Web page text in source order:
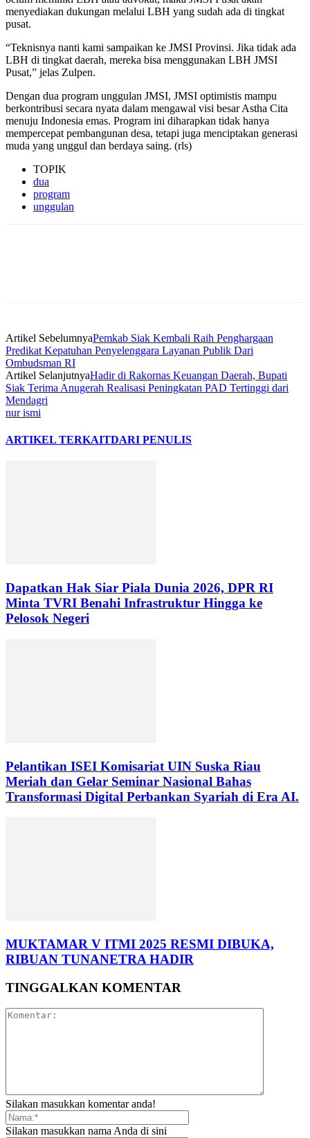
menyediakan dukungan melalui LBH yang sudah ada di tingkat
pusat.
“Teknisnya nanti kami sampaikan ke JMSI Provinsi. Jika tidak ada
LBH di tingkat daerah, mereka bisa menggunakan LBH JMSI
Pusat,” jelas Zulpen.
Dengan dua program unggulan JMSI, JMSI optimistis mampu
berkontribusi secara nyata dalam mengawal visi besar Astha Cita
menuju Indonesia emas. Program ini diharapkan tidak hanya
mempercepat pembangunan desa, tetapi juga menciptakan generasi
muda yang unggul dan berdaya saing. (rls)
TOPIK
dua
program
unggulan
Artikel SebelumnyaPemkab Siak Kembali Raih Penghargaan
Predikat Kepatuhan Penyelenggara Layanan Publik Dari
Ombudsman RI
Artikel SelanjutnyaHadir di Rakornas Keuangan Daerah, Bupati
Siak Terima Anugerah Realisasi Peningkatan PAD Tertinggi dari
Mendagri
nur ismi
ARTIKEL TERKAITDARI PENULIS
Dapatkan Hak Siar Piala Dunia 2026, DPR RI
Minta TVRI Benahi Infrastruktur Hingga ke
Pelosok Negeri
Pelantikan ISEI Komisariat UIN Suska Riau
Meriah dan Gelar Seminar Nasional Bahas
Transformasi Digital Perbankan Syariah di Era AI.
MUKTAMAR V ITMI 2025 RESMI DIBUKA,
RIBUAN TUNANETRA HADIR
TINGGALKAN KOMENTAR
Silakan masukkan komentar anda!
Silakan masukkan nama Anda di sini